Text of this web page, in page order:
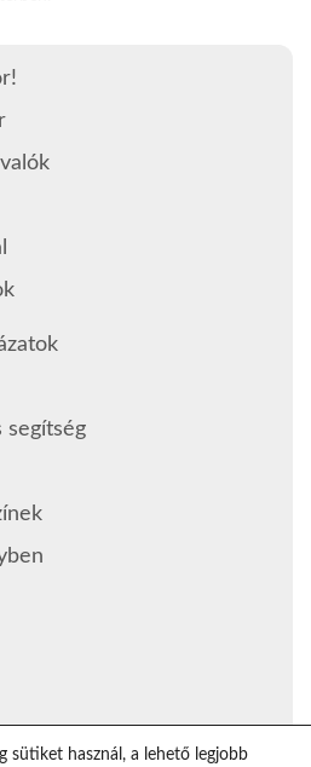
segítség
sütiket használ, a lehető legjobb